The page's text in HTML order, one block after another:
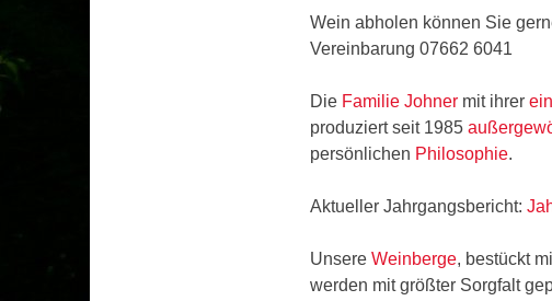
Wein abholen können Sie
Vereinbarung 07662 6041
Die Familie Johner mit ihrer
produziert seit 1985
persönlichen Philosophie.
Aktueller Jahrgangsbericht:
Unsere Weinberge, bestückt
werden mit größter Sorgfalt